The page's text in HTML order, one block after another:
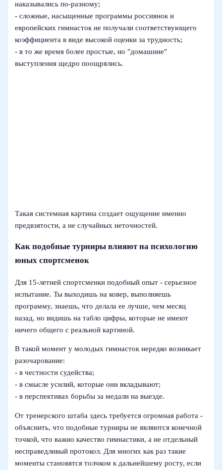
наказывались по-разному;
- сложные, насыщенные программы россиянок и
европейских гимнасток не получали соответствующего
коэффициента в виде высокой оценки за трудность;
- в то же время более простые, но "домашние"
выступления щедро поощрялись.
Такая системная картина создает ощущение именно
предвзятости, а не случайных неточностей.
Как подобные турниры влияют на психологию
юных спортсменок
Для 15-летней спортсменки подобный опыт - серьезное
испытание. Ты выходишь на ковер, выполняешь
программу, знаешь, что делала ее лучше, чем месяц
назад, но видишь на табло цифры, которые не имеют
ничего общего с реальной картиной.
В такой момент у молодых гимнасток нередко возникает
разочарование:
- в честности судейства;
- в смысле усилий, которые они вкладывают;
- в перспективах борьбы за медали на выезде.
От тренерского штаба здесь требуется огромная работа -
объяснить, что подобные турниры не являются конечной
точкой, что важно качество гимнастики, а не отдельный
несправедливый протокол. Для многих как раз такие
моменты становятся толчком к дальнейшему росту, если